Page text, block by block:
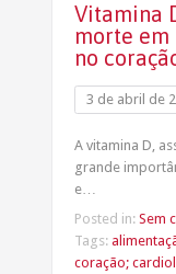
Vitamina
morte em
no
3 de abril de
A vitamina D,
grande
e…
Posted in: Sem
Tags:
coração;